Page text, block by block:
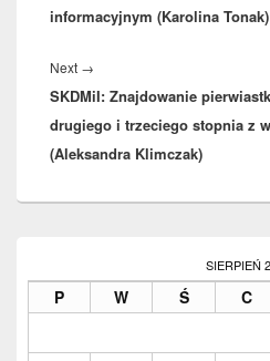
informacyjnym (Karolina Tonak)
Next →
post:
SKDMiI: Znajdowanie
drugiego i trzeciego stopnia z
(Aleksandra Klimczak)
Widget
SIERPIEŃ
P W Ś C